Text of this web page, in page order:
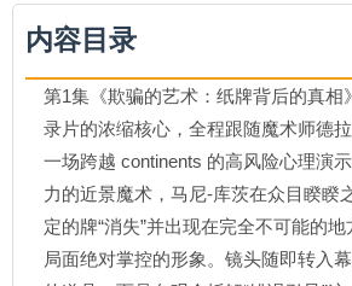
内容目录
第1集《欺骗的艺术：纸牌背后的真相
录片的浓缩核心，全程跟随魔术师德
一场跨越 continents 的高风险心理演
力的近景魔术，马尼-库茨在众目睽睽
定的牌“消失”并出现在完全不可能的
局面绝对掌控的形象。镜头随即转入